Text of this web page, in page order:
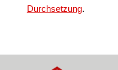
Durchsetzung.